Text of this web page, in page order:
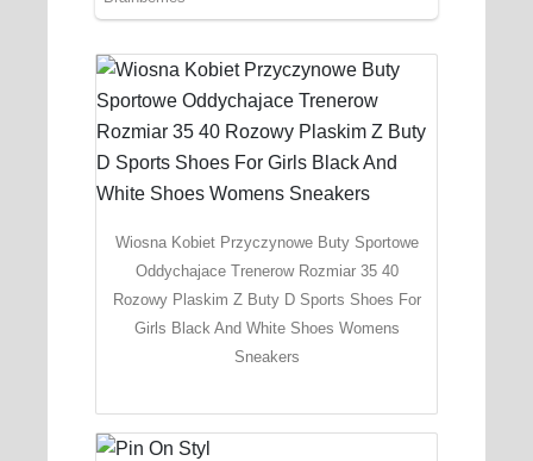
Wiosna Kobiet Przyczynowe Buty Sportowe
Oddychajace Trenerow Rozmiar 35 40
Rozowy Plaskim Z Buty D Sports Shoes For
Girls Black And White Shoes Womens
Sneakers